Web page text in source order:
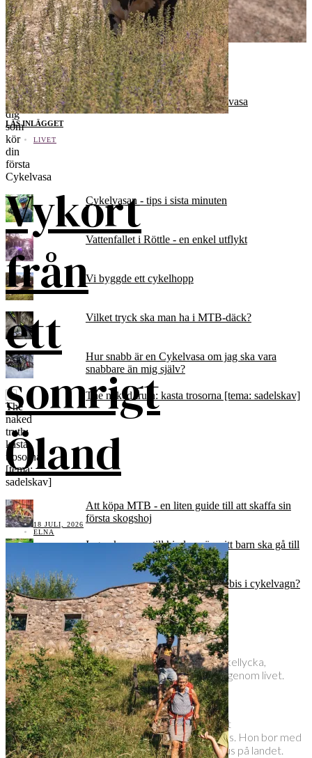
LÄS INLÄGGET
LIVET
Vykort
från
ett
somrigt
Öland
18 JULI, 2026
ELNA
Populära inlägg och sidor
Till dig som kör din första Cykelvasa
Cykelvasan - tips i sista minuten
Vattenfallet i Röttle - en enkel utflykt
Vi byggde ett cykelhopp
Vilket tryck ska man ha i MTB-däck?
Hur snabb är en Cykelvasa om jag ska vara
snabbare än mig själv?
The naked truth: kasta trosorna [tema: sadelskav]
Att köpa MTB - en liten guide till att skaffa sin
första skogshoj
Ingen kommer till himlen när mitt barn ska gå till
När kan man börja cykla med bebis i cykelvagn?
Elna Dahlstrand
Inspiratör och utbildad MTB-instruktör med cykellycka,
mjölksyra och äventyr som röd tråd och ledord genom livet.
– – –
Elna bor och cyklar mitt i vackra biosfärområdet
Vätterbranterna i Småland, med Gränna som bas. Hon bor med
sin sambo och sexåriga dottern i ett 1700-talshus på landet.